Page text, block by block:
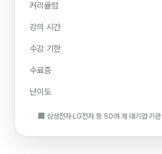
커리큘럼
강의 시간
수강 기한
수료증
난이도
🏢 삼성전자·LG전자 등 50여 개 대기업·기